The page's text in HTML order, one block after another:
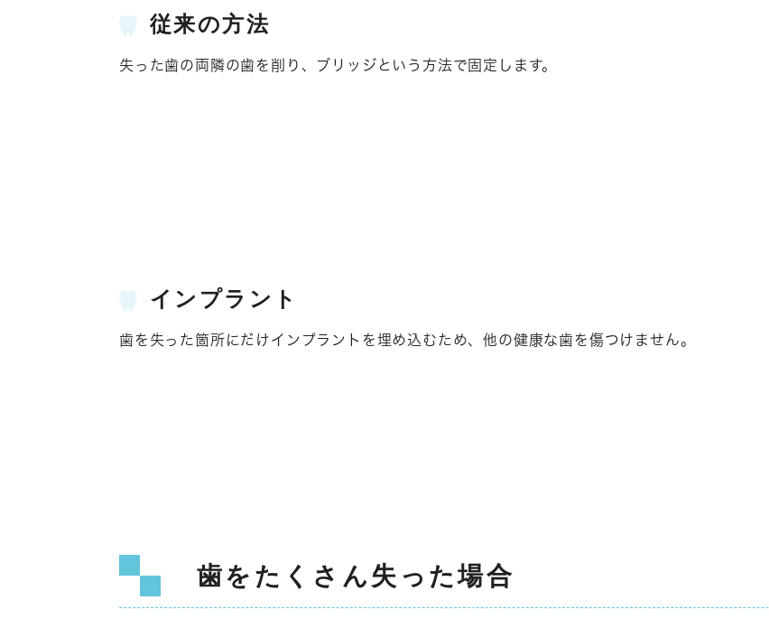
従来の方法
失った歯の両隣の歯を削り、ブリッジという方法で固定します。
インプラント
歯を失った箇所にだけインプラントを埋め込むため、他の健康な歯を傷つけません。
歯をたくさん失った場合